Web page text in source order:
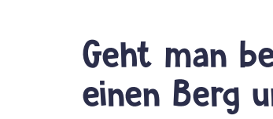
Geht man
einen Berg